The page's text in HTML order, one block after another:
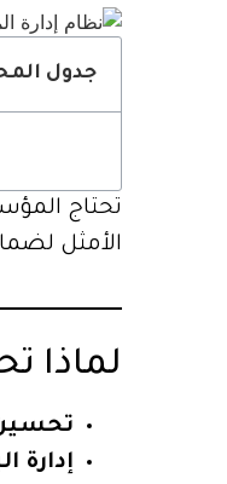
جدول
تحتاج
الأمثل
لماذا
تحسين
إدارة